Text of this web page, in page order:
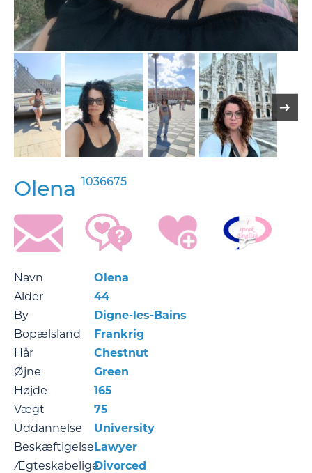
Olena 1036675
Navn
Olena
Alder
44
By
Digne-les-Bains
Bopælsland
Frankrig
Hår
Chestnut
Øjne
Green
Højde
165
Vægt
75
Uddannelse
University
BeskæftigelseLawyer
ÆgteskabeligeDivorced